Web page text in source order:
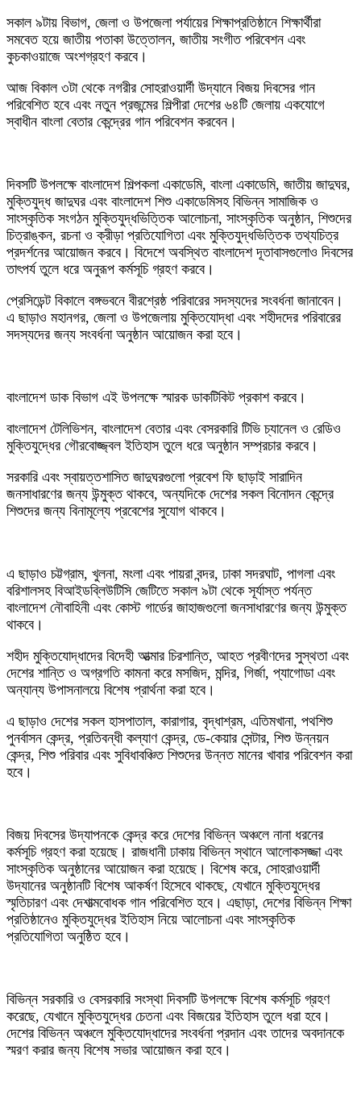
‎সকাল ৯টায় বিভাগ, জেলা ও উপজেলা পর্যায়ের শিক্ষাপ্রতিষ্ঠানে শিক্ষার্থীরা
সমবেত হয়ে জাতীয় পতাকা উত্তোলন, জাতীয় সংগীত পরিবেশন এবং
কুচকাওয়াজে অংশগ্রহণ করবে।
‎আজ বিকাল ৩টা থেকে নগরীর সোহরাওয়ার্দী উদ্যানে বিজয় দিবসের গান
পরিবেশিত হবে এবং নতুন প্রজন্মের শিল্পীরা দেশের ৬৪টি জেলায় একযোগে
স্বাধীন বাংলা বেতার কেন্দ্রের গান পরিবেশন করবেন।
‎দিবসটি উপলক্ষে বাংলাদেশ শিল্পকলা একাডেমি, বাংলা একাডেমি, জাতীয় জাদুঘর,
মুক্তিযুদ্ধ জাদুঘর এবং বাংলাদেশ শিশু একাডেমিসহ বিভিন্ন সামাজিক ও
সাংস্কৃতিক সংগঠন মুক্তিযুদ্ধভিত্তিক আলোচনা, সাংস্কৃতিক অনুষ্ঠান, শিশুদের
চিত্রাঙ্কন, রচনা ও ক্রীড়া প্রতিযোগিতা এবং মুক্তিযুদ্ধভিত্তিক তথ্যচিত্র
প্রদর্শনের আয়োজন করবে। বিদেশে অবস্থিত বাংলাদেশ দূতাবাসগুলোও দিবসের
তাৎপর্য তুলে ধরে অনুরূপ কর্মসূচি গ্রহণ করবে।
‎প্রেসিডেন্ট বিকালে বঙ্গভবনে বীরশ্রেষ্ঠ পরিবারের সদস্যদের সংবর্ধনা জানাবেন।
এ ছাড়াও মহানগর, জেলা ও উপজেলায় মুক্তিযোদ্ধা এবং শহীদদের পরিবারের
সদস্যদের জন্য সংবর্ধনা অনুষ্ঠান আয়োজন করা হবে।
‎বাংলাদেশ ডাক বিভাগ এই উপলক্ষে স্মারক ডাকটিকিট প্রকাশ করবে।
‎বাংলাদেশ টেলিভিশন, বাংলাদেশ বেতার এবং বেসরকারি টিভি চ্যানেল ও রেডিও
মুক্তিযুদ্ধের গৌরবোজ্জ্বল ইতিহাস তুলে ধরে অনুষ্ঠান সম্প্রচার করবে।
‎সরকারি এবং স্বায়ত্তশাসিত জাদুঘরগুলো প্রবেশ ফি ছাড়াই সারাদিন
জনসাধারণের জন্য উন্মুক্ত থাকবে, অন্যদিকে দেশের সকল বিনোদন কেন্দ্রে
শিশুদের জন্য বিনামূল্যে প্রবেশের সুযোগ থাকবে।
‎এ ছাড়াও চট্টগ্রাম, খুলনা, মংলা এবং পায়রা বন্দর, ঢাকা সদরঘাট, পাগলা এবং
বরিশালসহ বিআইডব্লিউটিসি জেটিতে সকাল ৯টা থেকে সূর্যাস্ত পর্যন্ত
বাংলাদেশ নৌবাহিনী এবং কোস্ট গার্ডের জাহাজগুলো জনসাধারণের জন্য উন্মুক্ত
থাকবে।
‎শহীদ মুক্তিযোদ্ধাদের বিদেহী আত্মার চিরশান্তি, আহত প্রবীণদের সুস্থতা এবং
দেশের শান্তি ও অগ্রগতি কামনা করে মসজিদ, মন্দির, গির্জা, প্যাগোডা এবং
অন্যান্য উপাসনালয়ে বিশেষ প্রার্থনা করা হবে।
‎এ ছাড়াও দেশের সকল হাসপাতাল, কারাগার, বৃদ্ধাশ্রম, এতিমখানা, পথশিশু
পুনর্বাসন কেন্দ্র, প্রতিবন্ধী কল্যাণ কেন্দ্র, ডে-কেয়ার সেন্টার, শিশু উন্নয়ন
কেন্দ্র, শিশু পরিবার এবং সুবিধাবঞ্চিত শিশুদের উন্নত মানের খাবার পরিবেশন করা
হবে।
‎বিজয় দিবসের উদ্‌যাপনকে কেন্দ্র করে দেশের বিভিন্ন অঞ্চলে নানা ধরনের
কর্মসূচি গ্রহণ করা হয়েছে। রাজধানী ঢাকায় বিভিন্ন স্থানে আলোকসজ্জা এবং
সাংস্কৃতিক অনুষ্ঠানের আয়োজন করা হয়েছে। বিশেষ করে, সোহরাওয়ার্দী
উদ্যানের অনুষ্ঠানটি বিশেষ আকর্ষণ হিসেবে থাকছে, যেখানে মুক্তিযুদ্ধের
স্মৃতিচারণ এবং দেশাত্মবোধক গান পরিবেশিত হবে। এছাড়া, দেশের বিভিন্ন শিক্ষা
প্রতিষ্ঠানেও মুক্তিযুদ্ধের ইতিহাস নিয়ে আলোচনা এবং সাংস্কৃতিক
প্রতিযোগিতা অনুষ্ঠিত হবে।
‎বিভিন্ন সরকারি ও বেসরকারি সংস্থা দিবসটি উপলক্ষে বিশেষ কর্মসূচি গ্রহণ
করেছে, যেখানে মুক্তিযুদ্ধের চেতনা এবং বিজয়ের ইতিহাস তুলে ধরা হবে।
দেশের বিভিন্ন অঞ্চলে মুক্তিযোদ্ধাদের সংবর্ধনা প্রদান এবং তাদের অবদানকে
স্মরণ করার জন্য বিশেষ সভার আয়োজন করা হবে।